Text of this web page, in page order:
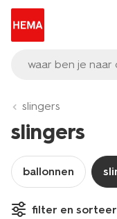
waar ben je naar
slingers
slingers
ballonnen
filter en sorteer